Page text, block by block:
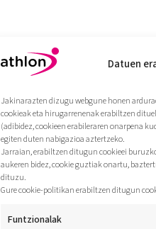
Datuen
Jakinarazten dizugu webgune honen
cookieak eta hirugarrenenak erabiltzen
(adibidez, cookieen erabileraren onarpena
egiten duten nabigazioa aztertzeko.
Jarraian, erabiltzen ditugun cookieei
aukeren bidez, cookie guztiak onartu,
dituzu.
Gure cookie-politikan erabiltzen ditugun
Funtzionalak